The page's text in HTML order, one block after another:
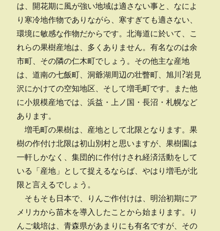
は、開花期に風が強い地域は適さない事と、なによ
り寒冷地作物でありながら、寒すぎても適さない、
環境に敏感な作物だからです。北海道に於いて、こ
れらの果樹産地は、多くありません。有名なのは余
市町、その隣の仁木町でしょう。その他主な産地
は、道南の七飯町、洞爺湖周辺の壮瞥町、旭川?岩見
沢にかけての空知地区、そして増毛町です。また他
に小規模産地では、浜益・上ノ国・長沼・札幌など
あります。
増毛町の果樹は、産地として北限となります。果
樹の作付け北限は初山別村と思いますが、果樹園は
一軒しかなく、集団的に作付けされ経済活動をして
いる「産地」として捉えるならば、やはり増毛が北
限と言えるでしょう。
そもそも日本で、りんご作付けは、明治初期にア
メリカから苗木を導入したことから始まります。り
んご栽培は、青森県があまりにも有名ですが、その